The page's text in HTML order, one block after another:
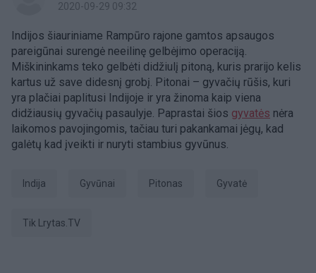
2020-09-29 09:32
Indijos šiauriniame Rampūro rajone gamtos apsaugos
pareigūnai surengė neeilinę gelbėjimo operaciją.
Miškininkams teko gelbėti didžiulį pitoną, kuris prarijo kelis
kartus už save didesnį grobį. Pitonai – gyvačių rūšis, kuri
yra plačiai paplitusi Indijoje ir yra žinoma kaip viena
didžiausių gyvačių pasaulyje. Paprastai šios gyvatės nėra
laikomos pavojingomis, tačiau turi pakankamai jėgų, kad
galėtų kad įveikti ir nuryti stambius gyvūnus.
Indija Gyvūnai pitonas gyvatė
tik Lrytas.TV